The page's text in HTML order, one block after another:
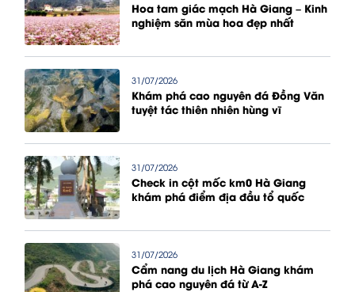
Hoa tam giác mạch Hà Giang – Kinh
nghiệm săn mùa hoa đẹp nhất
31/07/2026
Khám phá cao nguyên đá Đồng Văn
tuyệt tác thiên nhiên hùng vĩ
31/07/2026
Check in cột mốc km0 Hà Giang
khám phá điểm địa đầu tổ quốc
31/07/2026
Cẩm nang du lịch Hà Giang khám
phá cao nguyên đá từ A-Z